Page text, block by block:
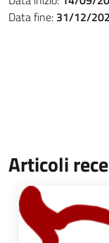
Data fine: 31/12/
Articoli